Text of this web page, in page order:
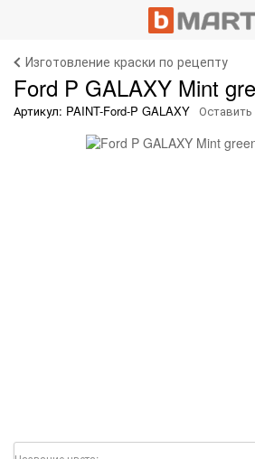
Изготовление краски по рецепту
Ford P GALAXY Mint
Артикул: PAINT-Ford-P GALAXY